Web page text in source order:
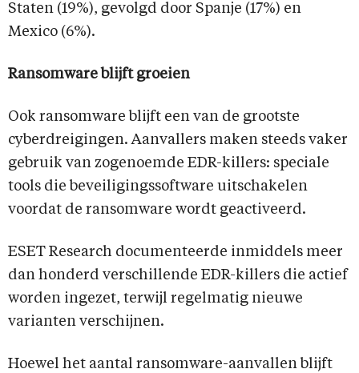
Staten (19%), gevolgd door Spanje (17%) en
Mexico (6%).
Ransomware blijft groeien
Ook ransomware blijft een van de grootste
cyberdreigingen. Aanvallers maken steeds vaker
gebruik van zogenoemde EDR-killers: speciale
tools die beveiligingssoftware uitschakelen
voordat de ransomware wordt geactiveerd.
ESET Research documenteerde inmiddels meer
dan honderd verschillende EDR-killers die actief
worden ingezet, terwijl regelmatig nieuwe
varianten verschijnen.
Hoewel het aantal ransomware-aanvallen blijft